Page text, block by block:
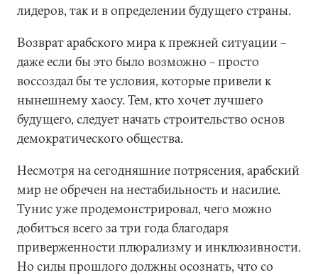
лидеров, так и в определении будущего страны.
Возврат арабского мира к прежней ситуации –
даже если бы это было возможно – просто
воссоздал бы те условия, которые привели к
нынешнему хаосу. Тем, кто хочет лучшего
будущего, следует начать строительство основ
демократического общества.
Несмотря на сегодняшние потрясения, арабский
мир не обречен на нестабильность и насилие.
Тунис уже продемонстрировал, чего можно
добиться всего за три года благодаря
приверженности плюрализму и инклюзивности.
Но силы прошлого должны осознать, что со